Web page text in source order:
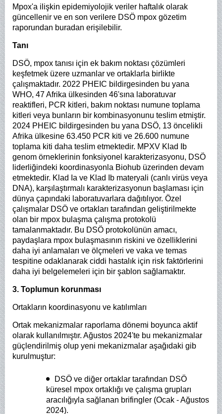
Mpox'a ilişkin epidemiyolojik veriler haftalık olarak
güncellenir ve en son verilere DSÖ mpox gözetim
raporundan buradan erişilebilir.
Tanı
DSÖ, mpox tanısı için ek bakım noktası çözümleri
keşfetmek üzere uzmanlar ve ortaklarla birlikte
çalışmaktadır. 2022 PHEIC bildirgesinden bu yana
WHO, 47 Afrika ülkesinden 46'sına laboratuvar
reaktifleri, PCR kitleri, bakım noktası numune toplama
kitleri veya bunların bir kombinasyonunu teslim etmiştir.
2024 PHEIC bildirgesinden bu yana DSÖ, 13 öncelikli
Afrika ülkesine 63.450 PCR kiti ve 26.600 numune
toplama kiti daha teslim etmektedir. MPXV Klad Ib
genom örneklerinin fonksiyonel karakterizasyonu, DSÖ
liderliğindeki koordinasyonla Biohub üzerinden devam
etmektedir. Klad Ia ve Klad Ib materyali (canlı virüs veya
DNA), karşılaştırmalı karakterizasyonun başlaması için
dünya çapındaki laboratuvarlara dağıtılıyor. Özel
çalışmalar DSÖ ve ortakları tarafından geliştirilmekte
olan bir mpox bulaşma çalışma protokolü
tamalanmaktadır. Bu DSÖ protokolünün amacı,
paydaşlara mpox bulaşmasının riskini ve özelliklerini
daha iyi anlamaları ve ölçmeleri ve vaka ve temas
tespitine odaklanarak ciddi hastalık için risk faktörlerini
daha iyi belgelemeleri için bir şablon sağlamaktır.
3. Toplumun korunması
Ortakların koordinasyonu ve katılımları
Ortak mekanizmalar raporlama dönemi boyunca aktif
olarak kullanılmıştır. Ağustos 2024'te bu mekanizmalar
güçlendirilmiş olup yeni mekanizmalar aşağıdaki gib
kurulmuştur:
DSÖ ve diğer ortaklar tarafından DSÖ
küresel mpox ortaklığı ve çalışma grupları
aracılığıyla sağlanan brifingler (Ocak - Ağustos
2024).